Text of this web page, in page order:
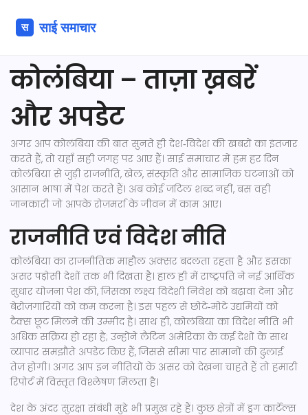
कोलंबिया – ताज़ा ख़बरें
और अपडेट
अगर आप कोलंबिया की बात सुनते ही देश‑विदेश की खबरों का इंतजार
करते हैं, तो यहाँ सही जगह पर आए हैं। साई समाचार में हम हर दिन
कोलंबिया से जुड़ी राजनीति, खेल, संस्कृति और सामाजिक घटनाओं को
आसान भाषा में पेश करते हैं। अब कोई जटिल शब्द नहीं, बस वही
जानकारी जो आपके रोज़मर्रा के जीवन में काम आए।
राजनीति एवं विदेश नीति
कोलंबिया का राजनीतिक माहौल अक्सर बदलता रहता है और इसका
असर पड़ोसी देशों तक भी दिखता है। हाल ही में राष्ट्रपति ने नई आर्थिक
सुधार योजना पेश की, जिसका लक्ष्य विदेशी निवेश को बढ़ावा देना और
बेरोज़गारियों को कम करना है। इस पहल से छोटे‑मोटे उद्यमियों को
टैक्स छूट मिलने की उम्मीद है। साथ ही, कोलंबिया का विदेश नीति भी
अधिक सक्रिय हो रहा है; उन्होंने लैटिन अमेरिका के कई देशों के साथ
व्यापार समझौते अपडेट किए हैं, जिससे सीमा पार सामानों की ढुलाई
तेज़ होगी। अगर आप इन नीतियों के असर को देखना चाहते हैं तो हमारी
रिपोर्ट में विस्तृत विश्लेषण मिलता है।
देश के अंदर सुरक्षा संबंधी मुद्दे भी प्रमुख रहे हैं। कुछ क्षेत्रों में ड्रग कार्टेल्स